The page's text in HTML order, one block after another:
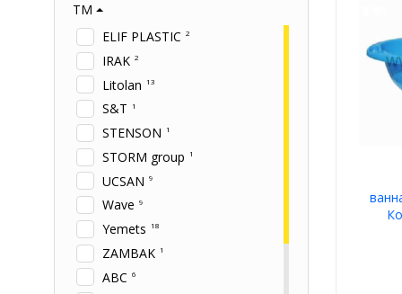
ТМ
ELIF PLASTIC 2
IRAK 2
Litolan 13
S&T 1
STENSON 1
STORM group 1
UCSAN 9
Wave 9
Yemets 18
ZAMBAK 1
АВС 6